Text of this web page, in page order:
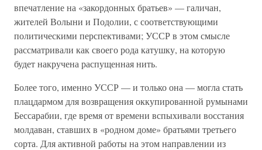
впечатление на «закордонных братьев» — галичан,
жителей Волыни и Подолии, с соответствующими
политическими перспективами; УССР в этом смысле
рассматривали как своего рода катушку, на которую
будет накручена распущенная нить.
Более того, именно УССР — и только она — могла стать
плацдармом для возвращения оккупированной румынами
Бессарабии, где время от времени вспыхивали восстания
молдаван, ставших в «родном доме» братьями третьего
сорта. Для активной работы на этом направлении из